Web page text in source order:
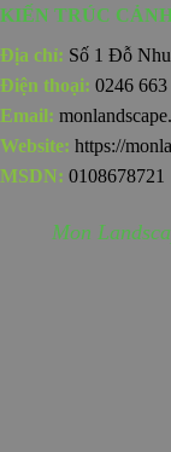
KIẾN TRÚC
Địa chỉ: Số 1 Đỗ
Điện thoại: 0246
Email:
Website: https://
MSDN: 0108678721
Mon